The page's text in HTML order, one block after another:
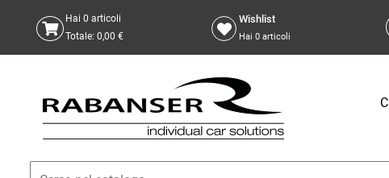
Hai 0 articoli
Totale: 0,00 €
Wishlist
Hai 0 articoli